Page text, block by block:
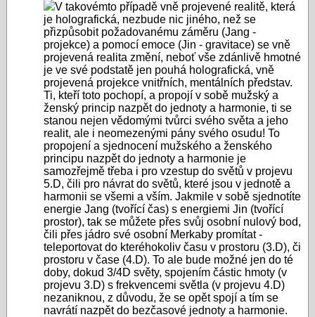
V takovémto případě vně projevené realitě, která
je holografická, nezbude nic jiného, než se
přizpůsobit požadovanému záměru (Jang -
projekce) a pomocí emoce (Jin - gravitace) se vně
projevená realita změní, neboť vše zdánlivě hmotné
je ve své podstatě jen pouhá holografická, vně
projevená projekce vnitřních, mentálních představ.
Ti, kteří toto pochopí, a propojí v sobě mužský a
ženský princip nazpět do jednoty a harmonie, ti se
stanou nejen vědomými tvůrci svého světa a jeho
realit, ale i neomezenými pány svého osudu! To
propojení a sjednocení mužského a ženského
principu nazpět do jednoty a harmonie je
samozřejmě třeba i pro vzestup do světů v projevu
5.D, čili pro návrat do světů, které jsou v jednotě a
harmonii se všemi a vším. Jakmile v sobě sjednotíte
energie Jang (tvořící čas) s energiemi Jin (tvořící
prostor), tak se můžete přes svůj osobní nulový bod,
čili přes jádro své osobní Merkaby promítat -
teleportovat do kteréhokoliv času v prostoru (3.D), či
prostoru v čase (4.D). To ale bude možné jen do té
doby, dokud 3/4D světy, spojením částic hmoty (v
projevu 3.D) s frekvencemi světla (v projevu 4.D)
nezaniknou, z důvodu, že se opět spojí a tím se
navrátí nazpět do bezčasové jednoty a harmonie.